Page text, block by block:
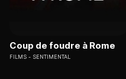
Coup de foudre à Rome
FILMS SENTIMENTAL